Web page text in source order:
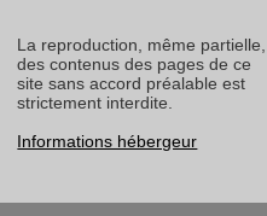
La reproduction, même partielle,
des contenus des pages de ce
site sans accord préalable est
strictement interdite.
Informations hébergeur